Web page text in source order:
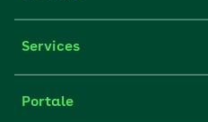
Services
Portale